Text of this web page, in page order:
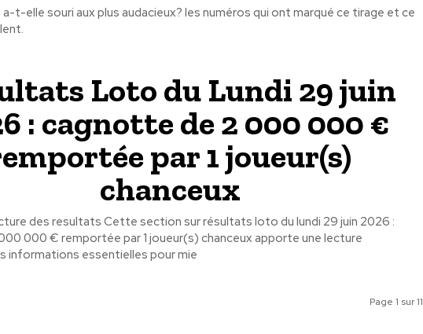
a-t-elle souri aux plus audacieux? les numéros qui ont marqué ce tirage et ce
Loto du Lundi 29 juin
: cagnotte de 2 000 000 €
par 1 joueur(s)
chanceux
des resultats Cette section sur résultats loto du lundi 29 juin 2026 :
000 € remportée par 1 joueur(s) chanceux apporte une lecture
informations essentielles pour mie
Page 1 sur 11